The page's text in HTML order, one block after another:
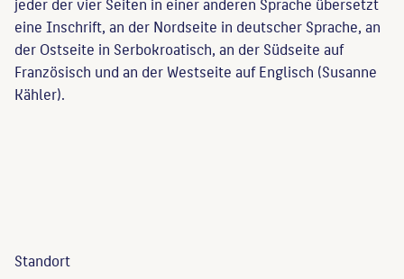
eine Inschrift, an der Nordseite in deutscher Sprache, an
der Ostseite in Serbokroatisch, an der Südseite auf
Französisch und an der Westseite auf Englisch (Susanne
Kähler).
Standort